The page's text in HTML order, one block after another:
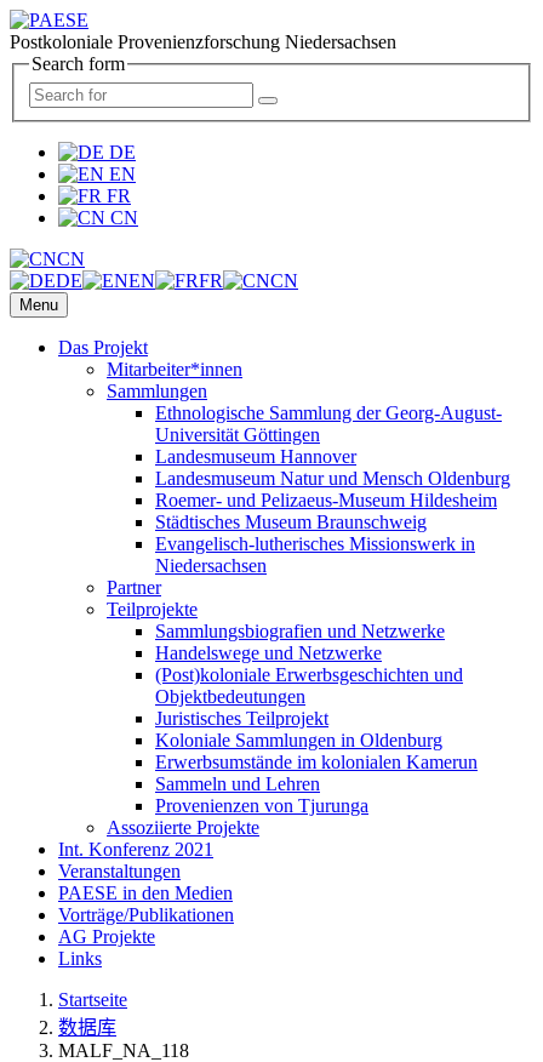
Postkoloniale Provenienzforschung Niedersachsen
Search form
DE
EN
FR
CN
CN
DE
EN FR CN
Menu
Das Projekt
Mitarbeiter*innen
Sammlungen
Ethnologische Sammlung der Georg-August-
Universität Göttingen
Landesmuseum Hannover
Landesmuseum Natur und Mensch Oldenburg
Roemer- und Pelizaeus-Museum Hildesheim
Städtisches Museum Braunschweig
Evangelisch-lutherisches Missionswerk in
Niedersachsen
Partner
Teilprojekte
Sammlungsbiografien und Netzwerke
Handelswege und Netzwerke
(Post)koloniale Erwerbsgeschichten und
Objektbedeutungen
Juristisches Teilprojekt
Koloniale Sammlungen in Oldenburg
Erwerbsumstände im kolonialen Kamerun
Sammeln und Lehren
Provenienzen von Tjurunga
Assoziierte Projekte
Int. Konferenz 2021
Veranstaltungen
PAESE in den Medien
Vorträge/Publikationen
AG Projekte
Links
Startseite
数据库
MALF_NA_118